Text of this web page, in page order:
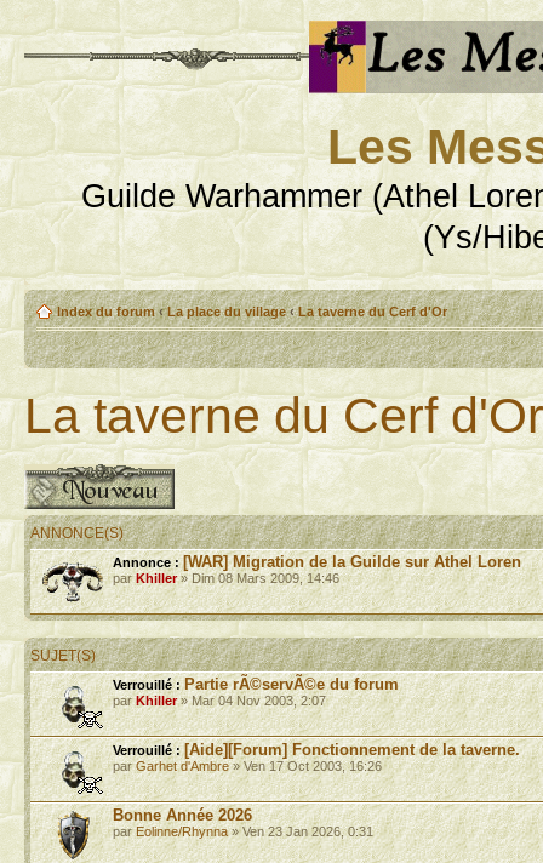
Les
Guilde Warhammer (Athel
(Ys/
Index du forum ‹ La place du village ‹ La taverne du Cerf d'Or
La taverne du Cerf d'Or
Publier un nouveau sujet
ANNONCE(S)
Annonce :[WAR] Migration de la Guilde sur Athel Loren
parKhiller» Dim 08 Mars 2009, 14:46
SUJET(S)
Verrouillé : Partie rÃ©servÃ©e du forum
parKhiller» Mar 04 Nov 2003, 2:07
Verrouillé : [Aide][Forum] Fonctionnement de la taverne.
parGarhet d'Ambre» Ven 17 Oct 2003, 16:26
Bonne Année 2026
parEolinne/Rhynna» Ven 23 Jan 2026, 0:31